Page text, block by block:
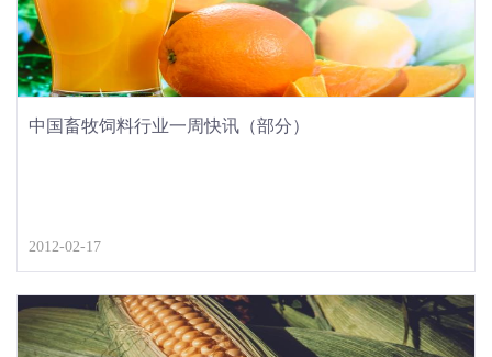
中国畜牧饲料行业一周快讯（部分）
2012-02-17